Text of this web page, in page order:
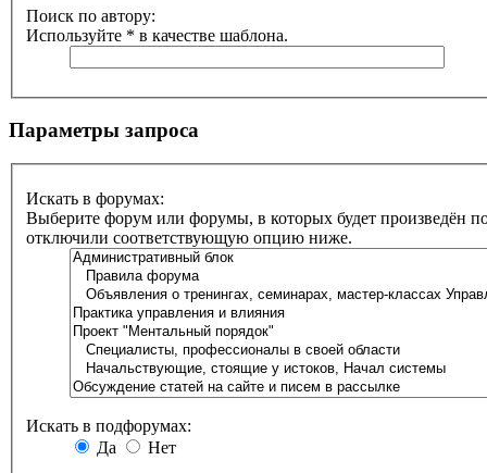
Поиск по автору:
Используйте * в качестве шаблона.
Параметры запроса
Искать в форумах:
Выберите форум или форумы, в которых будет произведён
отключили соответствующую опцию ниже.
Искать в подфорумах:
Да
Нет